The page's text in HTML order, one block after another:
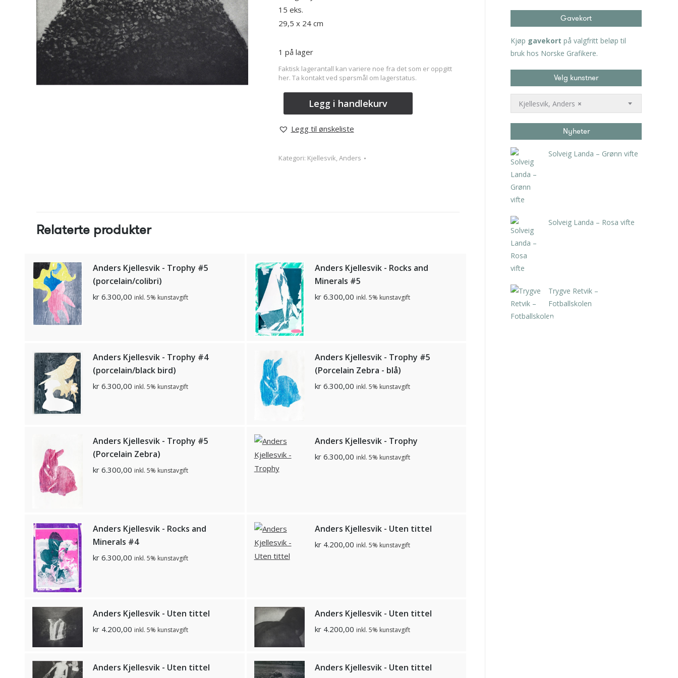
15 eks.
29,5 x 24 cm
1 på lager
Faktisk lagerantall kan variere noe fra det som er oppgitt
her. Ta kontakt ved spørsmål om lagerstatus.
Legg i handlekurv
Legg til ønskeliste
Kategori: Kjellesvik, Anders
Relaterte produkter
Anders Kjellesvik - Trophy #5
(porcelain/colibri)
kr 6.300,00 inkl. 5% kunstavgift
Anders Kjellesvik - Rocks and
Minerals #5
kr6.300,00 inkl. 5% kunstavgift
Anders Kjellesvik - Trophy #4
(porcelain/black bird)
kr 6.300,00 inkl. 5% kunstavgift
Anders Kjellesvik - Trophy #5
(Porcelain Zebra - blå)
kr6.300,00 inkl. 5% kunstavgift
Anders Kjellesvik - Trophy #5
(Porcelain Zebra)
kr 6.300,00 inkl. 5% kunstavgift
Anders Kjellesvik - Trophy
kr6.300,00 inkl. 5% kunstavgift
Anders Kjellesvik - Rocks and
Minerals #4
kr 6.300,00 inkl. 5% kunstavgift
Anders Kjellesvik - Uten tittel
kr4.200,00 inkl. 5% kunstavgift
Anders Kjellesvik - Uten tittel
kr 4.200,00 inkl. 5% kunstavgift
Anders Kjellesvik - Uten tittel
kr4.200,00 inkl. 5% kunstavgift
Anders Kjellesvik - Uten tittel Anders Kjellesvik - Uten tittel
Gavekort
Kjøp gavekort på valgfritt beløp til
bruk hos Norske Grafikere.
Velg kunstner
×
Kjellesvik, Anders
Nyheter
Solveig Landa – Grønn vifte
Solveig Landa – Rosa vifte
Trygve Retvik –
Fotballskolen
kr